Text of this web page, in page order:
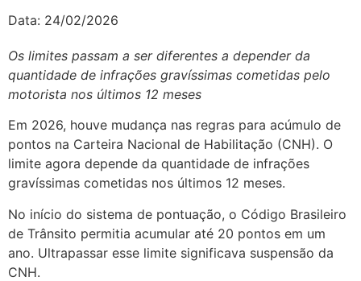
Data: 24/02/2026
Os limites passam a ser diferentes a depender da
quantidade de infrações gravíssimas cometidas pelo
motorista nos últimos 12 meses
Em 2026, houve mudança nas regras para acúmulo de
pontos na Carteira Nacional de Habilitação (CNH). O
limite agora depende da quantidade de infrações
gravíssimas cometidas nos últimos 12 meses.
No início do sistema de pontuação, o Código Brasileiro
de Trânsito permitia acumular até 20 pontos em um
ano. Ultrapassar esse limite significava suspensão da
CNH.